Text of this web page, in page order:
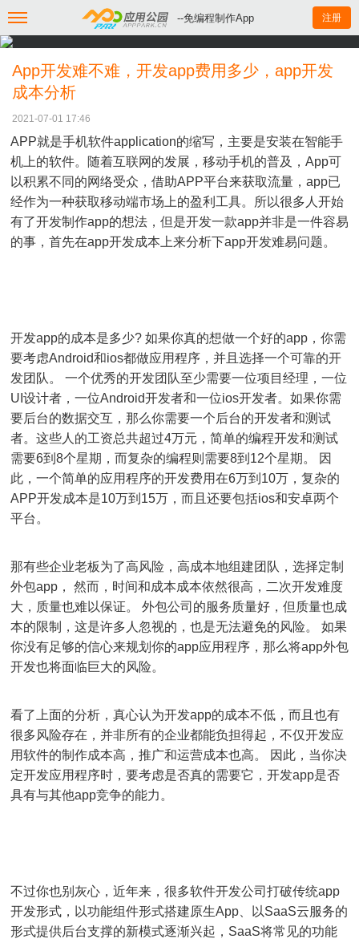
--免编程制作App 注册
App开发难不难，开发app费用多少，app开发
成本分析
2021-07-01 17:46
APP就是手机软件application的缩写，主要是安装在智能手
机上的软件。随着互联网的发展，移动手机的普及，App可
以积累不同的网络受众，借助APP平台来获取流量，app已
经作为一种获取移动端市场上的盈利工具。所以很多人开始
有了开发制作app的想法，但是开发一款app并非是一件容易
的事，首先在app开发成本上来分析下app开发难易问题。
开发app的成本是多少? 如果你真的想做一个好的app，你需
要考虑Android和ios都做应用程序，并且选择一个可靠的开
发团队。 一个优秀的开发团队至少需要一位项目经理，一位
UI设计者，一位Android开发者和一位ios开发者。如果你需
要后台的数据交互，那么你需要一个后台的开发者和测试
者。这些人的工资总共超过4万元，简单的编程开发和测试
需要6到8个星期，而复杂的编程则需要8到12个星期。 因
此，一个简单的应用程序的开发费用在6万到10万，复杂的
APP开发成本是10万到15万，而且还要包括ios和安卓两个
平台。
那有些企业老板为了高风险，高成本地组建团队，选择定制
外包app， 然而，时间和成本成本依然很高，二次开发难度
大，质量也难以保证。 外包公司的服务质量好，但质量也成
本的限制，这是许多人忽视的，也是无法避免的风险。 如果
你没有足够的信心来规划你的app应用程序，那么将app外包
开发也将面临巨大的风险。
看了上面的分析，真心认为开发app的成本不低，而且也有
很多风险存在，并非所有的企业都能负担得起，不仅开发应
用软件的制作成本高，推广和运营成本也高。 因此，当你决
定开发应用程序时，要考虑是否真的需要它，开发app是否
具有与其他app竞争的能力。
不过你也别灰心，近年来，很多软件开发公司打破传统app
开发形式，以功能组件形式搭建原生App、以SaaS云服务的
形式提供后台支撑的新模式逐渐兴起， SaaS将常见的功能